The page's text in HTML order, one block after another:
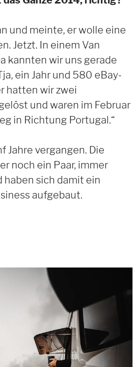
und meinte, er wolle eine
Jetzt. In einem Van
kannten wir uns gerade
ein Jahr und 580 eBay-
hatten wir zwei
und waren im Februar
in Richtung Portugal.“
Jahre vergangen. Die
noch ein Paar, immer
haben sich damit ein
aufgebaut.